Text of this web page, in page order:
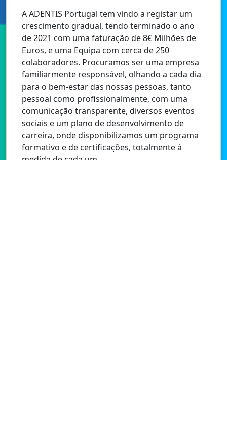
A ADENTIS Portugal tem vindo a registar um
crescimento gradual, tendo terminado o ano
de 2021 com uma faturação de 8€ Milhões de
Euros, e uma Equipa com cerca de 250
colaboradores. Procuramos ser uma empresa
familiarmente responsável, olhando a cada dia
para o bem-estar das nossas pessoas, tanto
pessoal como profissionalmente, com uma
comunicação transparente, diversos eventos
sociais e um plano de desenvolvimento de
carreira, onde disponibilizamos um programa
formativo e de certificações, totalmente à
medida de cada um.